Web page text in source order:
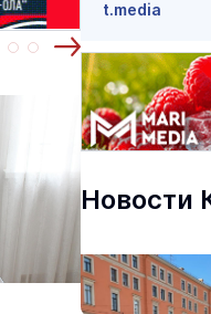
t.media
Новости